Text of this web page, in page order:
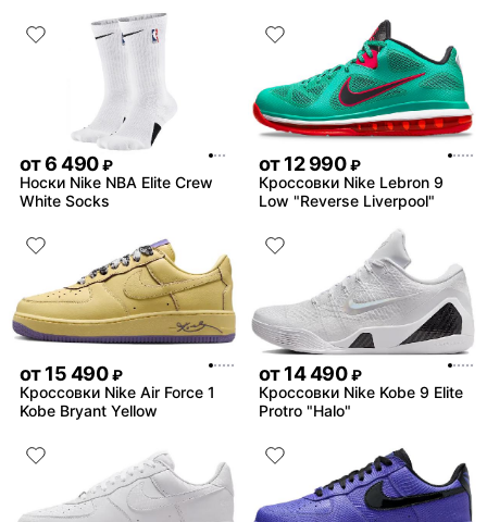
от6 490 ₽
Носки Nike NBA Elite Crew
White Socks
от12 990 ₽
Кроссовки Nike Lebron 9
Low "Reverse Liverpool"
от15 490 ₽
Кроссовки Nike Air Force 1
Kobe Bryant Yellow
от14 490 ₽
Кроссовки Nike Kobe 9 Elite
Protro "Halo"